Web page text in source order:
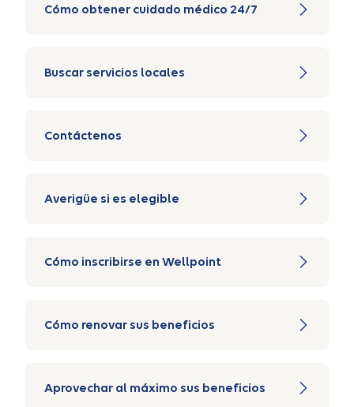
Cómo obtener cuidado médico 24/7
Buscar servicios locales
Contáctenos
Averigüe si es elegible
Cómo inscribirse en Wellpoint
Cómo renovar sus beneficios
Aprovechar al máximo sus beneficios